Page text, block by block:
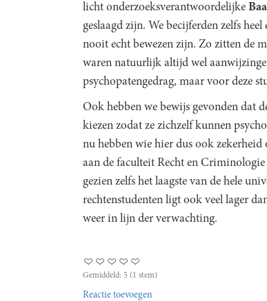
licht onderzoeksverantwoordelijke
geslaagd zijn. We becijferden zelfs
nooit echt bewezen zijn. Zo zitten de
waren natuurlijk altijd wel
psychopatengedrag, maar voor deze
Ook hebben we bewijs gevonden dat
kiezen zodat ze zichzelf kunnen
nu hebben wie hier dus ook zekerheid
aan de faculteit Recht en
gezien zelfs het laagste van de hele
rechtenstudenten ligt ook veel lager
weer in lijn der verwachting.
Gemiddeld: 5 (1 stem)
Reactie toevoegen